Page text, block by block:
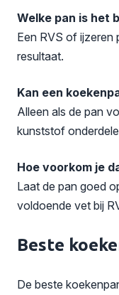
Welke pan is het
Een RVS of ijzeren
resultaat.
Kan een
Alleen als de pan
kunststof
Hoe voorkom je
Laat de pan goed
voldoende vet bij
Beste
De beste